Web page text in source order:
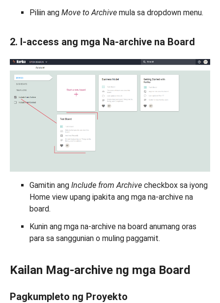
Piliin ang Move to Archive mula sa dropdown menu.
2. I-access ang mga Na-archive na Board
Gamitin ang Include from Archive checkbox sa iyong
Home view upang ipakita ang mga na-archive na
board.
Kunin ang mga na-archive na board anumang oras
para sa sanggunian o muling paggamit.
Kailan Mag-archive ng mga Board
Pagkumpleto ng Proyekto